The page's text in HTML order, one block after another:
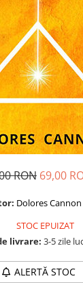
RON 69,00
Dolores Cannon
STOC EPUIZAT
livrare: 3-5 zile
ALERTĂ STOC